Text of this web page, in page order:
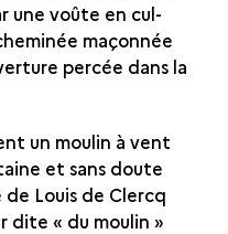
une voûte en cul-
maçonnée
percée dans la
un moulin à vent
et sans doute
Louis de Clercq
dite « du moulin »